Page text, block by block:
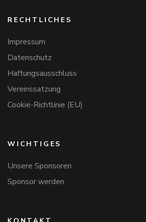
RECHTLICHES
Impressum
Datenschutz
Haftungsausschluss
Vereinssatzung
Cookie-Richtlinie (EU)
WICHTIGES
Unsere Sponsoren
Sponsor werden